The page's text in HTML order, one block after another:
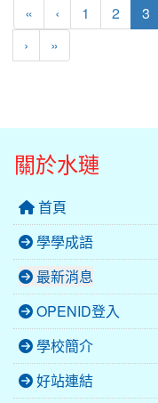
« 第一頁
‹ 上一頁
1 2 3
› 下一頁
»
關於水璉
首頁
學學成語
最新消息
OPENID登入
學校簡介
好站連結